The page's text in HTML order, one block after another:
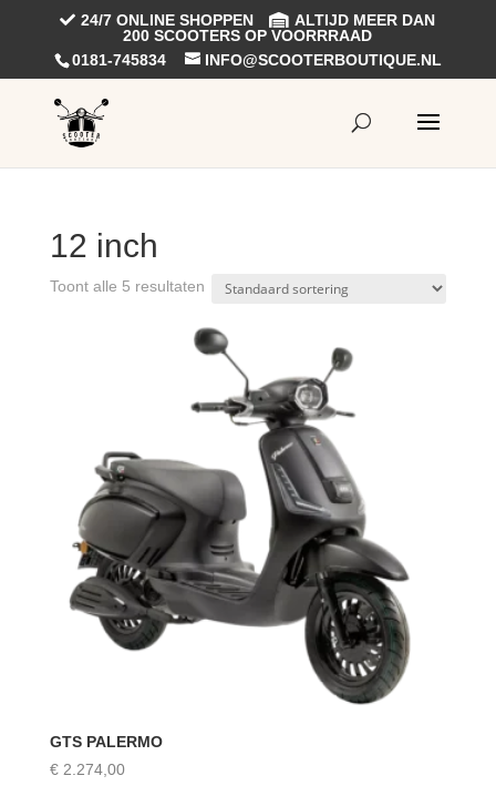
24/7 ONLINE SHOPPEN
ALTIJD MEER DAN
200 SCOOTERS OP VOORRRAAD
0181-745834
INFO@SCOOTERBOUTIQUE.NL
12 inch
Toont alle 5 resultaten
GTS PALERMO
€2.274,00